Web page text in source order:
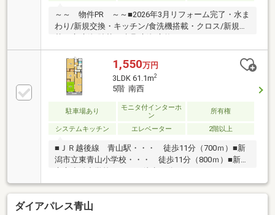
～～ 物件PR ～～■2026年3月リフォーム完了・水ま
わり/新規交換・キッチン/食洗機搭載・クロス/新規貼
替・床/新規貼替・建具/新規交換・ハウスクリーニン
グ等■越後線青山駅まで徒歩約7分と通勤通学に便利■
小中学校が徒歩圏内でお子様の見守りも安心■エレベ
ーターやオートロックなど、安心して暮らせるマンシ
ョン設備■生活利便施設が身近に揃う落ち着いた住環
境～～ 周辺環境（徒歩） ～～■イオン新潟青
山・・・約4分■東青山小学校・・・約9分■小針中学
校・・・約12分〇土日祝日はもちろん、お仕事帰りの
見学も大歓迎です●写真とは違う実際の物件をぜひご
覧ください
1,550万円
3LDK 61.1m2
5階 南西
駐車場あり
モニタ付インターホ
ン
所有権
システムキッチン エレベーター 2階以上
■ＪＲ越後線 青山駅・・・ 徒歩11分（700ｍ）■新
潟市立東青山小学校・・・ 徒歩11分（800ｍ）■新潟
ダイアパレス青山